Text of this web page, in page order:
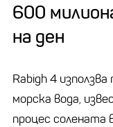
600
на ден
Rabigh 4
морска вода,
процес солената